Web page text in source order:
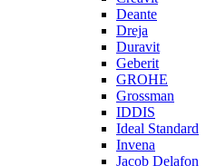
Deante
Dreja
Duravit
Geberit
GROHE
Grossman
IDDIS
Ideal Standard
Invena
Jacob Delafon